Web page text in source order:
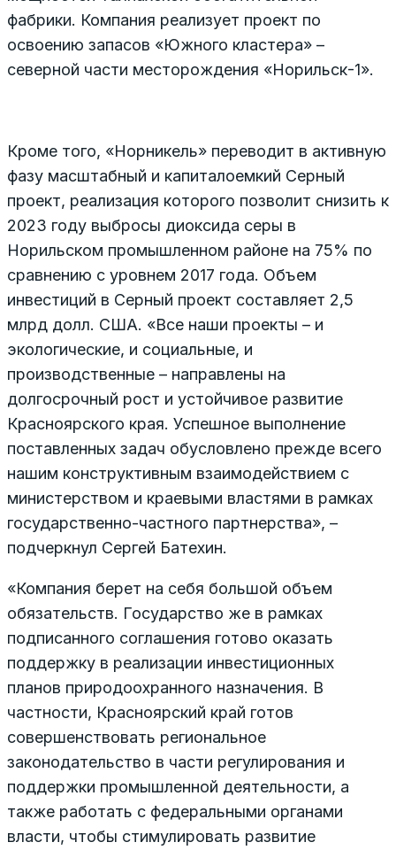
фабрики. Компания реализует проект по
освоению запасов «Южного кластера» –
северной части месторождения «Норильск-1».
Кроме того, «Норникель» переводит в активную
фазу масштабный и капиталоемкий Серный
проект, реализация которого позволит снизить к
2023 году выбросы диоксида серы в
Норильском промышленном районе на 75% по
сравнению с уровнем 2017 года. Объем
инвестиций в Серный проект составляет 2,5
млрд долл. США. «Все наши проекты – и
экологические, и социальные, и
производственные – направлены на
долгосрочный рост и устойчивое развитие
Красноярского края. Успешное выполнение
поставленных задач обусловлено прежде всего
нашим конструктивным взаимодействием с
министерством и краевыми властями в рамках
государственно-частного партнерства», –
подчеркнул Сергей Батехин.
«Компания берет на себя большой объем
обязательств. Государство же в рамках
подписанного соглашения готово оказать
поддержку в реализации инвестиционных
планов природоохранного назначения. В
частности, Красноярский край готов
совершенствовать региональное
законодательство в части регулирования и
поддержки промышленной деятельности, а
также работать с федеральными органами
власти, чтобы стимулировать развитие